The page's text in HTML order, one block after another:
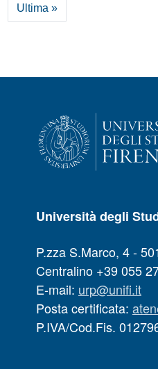
Ultima »Ultima pagina
Università degli
P.zza S.Marco, 4 -
Centralino +39 055
E-mail: urp@unifi.it
Posta certificata:
P.IVA/Cod.Fis.